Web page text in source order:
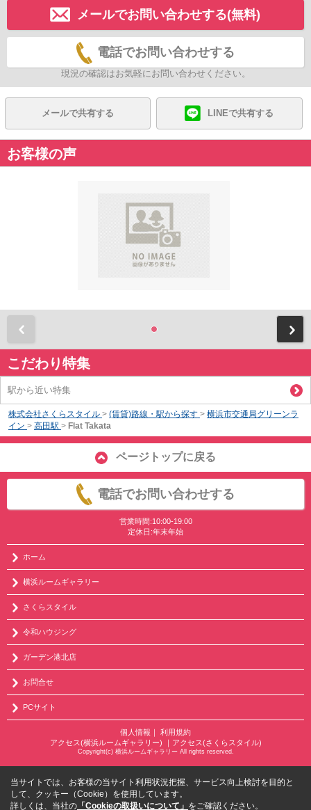
メールでお問い合わせする(無料)
電話でお問い合わせする
現況の確認はお気軽にお問い合わせください。
メールで共有する LINEで共有する
お客様の声
こだわり特集
駅から近い特集
株式会社さくらスタイル > (賃貸)路線・駅から探す > 横浜市交通局グリーンラ
イン > 高田駅 > Flat Takata
ページトップに戻る
電話でお問い合わせする
営業時間:10:00-19:00
定休日:年末年始
ホーム
横浜ルームギャラリー
さくらスタイル
令和ハウジング
ガーデン港北店
お問合せ
PCサイト
個人情報
利用規約
アクセス(横浜ルームギャラリー)
アクセス(さくらスタイル)
Copyright(c) 横浜ルームギャラリー All rights reserved.
当サイトでは、お客様の当サイト利用状況把握、サービス向上検討を目的と
して、クッキー（Cookie）を使用しています。
詳しくは、当社の 「Cookieの取扱いについて」 をご確認ください。